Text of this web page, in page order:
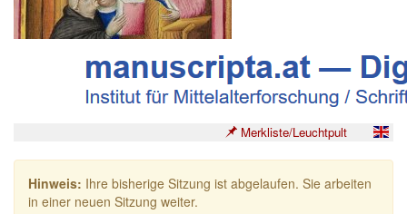
Merkliste/Leuchtpult
Hinweis: Ihre bisherige Sitzung ist abgelaufen. Sie arbeiten
in einer neuen Sitzung weiter.